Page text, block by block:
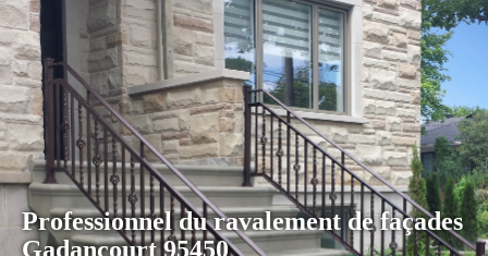
Professionnel du ravalement de façades
Gadancourt 95450